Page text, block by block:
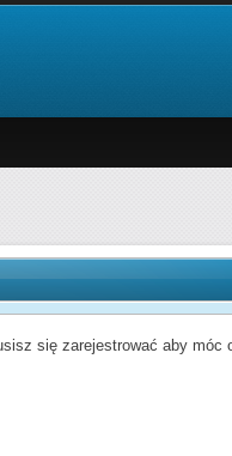
się zarejestrować aby